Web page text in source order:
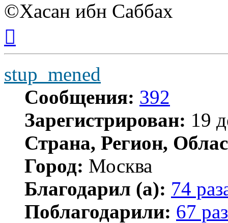
©Хасан ибн Саббах
началу
stup_mened
Сообщения: 392
Зарегистрирован: 19
Страна, Регион,
Город: Москва
Благодарил (а): 74
Поблагодарили: 67 раз